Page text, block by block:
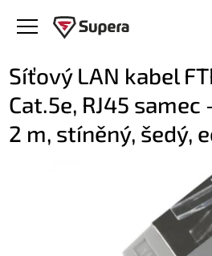
Síťový LAN kabel
Cat.5e, RJ45 samec
2 m, stíněný, šedý,